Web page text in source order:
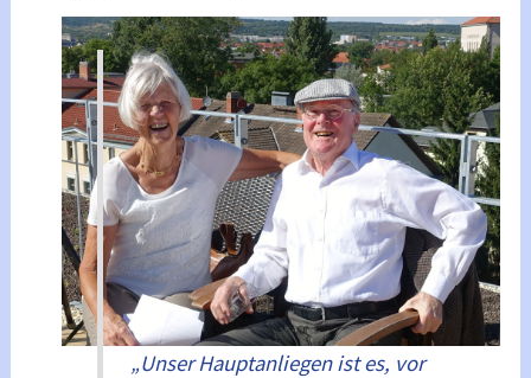
„Unser Hauptanliegen ist es, vor